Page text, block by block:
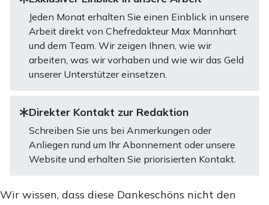
Jeden Monat erhalten Sie einen Einblick in unsere
Arbeit direkt von Chefredakteur Max Mannhart
und dem Team. Wir zeigen Ihnen, wie wir
arbeiten, was wir vorhaben und wie wir das Geld
unserer Unterstützer einsetzen.
Direkter Kontakt zur Redaktion
Schreiben Sie uns bei Anmerkungen oder
Anliegen rund um Ihr Abonnement oder unsere
Website und erhalten Sie priorisierten Kontakt.
Wir wissen, dass diese Dankeschöns nicht den